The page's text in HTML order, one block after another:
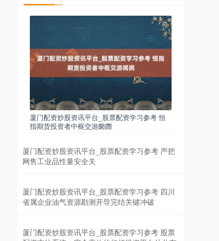
厦门配资炒股资讯平台_股票配资学习参考 恒
指期货投资者中枢交游阛阓
厦门配资炒股资讯平台_股票配资学习参考 严把
网售工业品性量安全关
厦门配资炒股资讯平台_股票配资学习参考 四川
省属企业油气资源勘测开导完结关键冲破
厦门配资炒股资讯平台_股票配资学习参考 股票